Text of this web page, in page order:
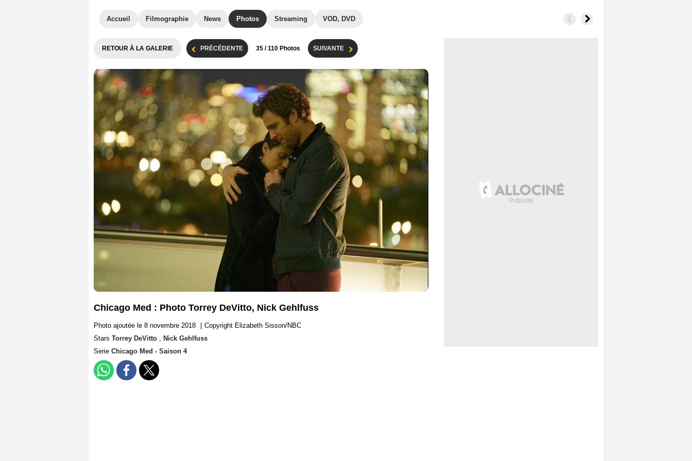
Accueil Filmographie News Photos Streaming VOD, DVD
RETOUR À LA GALERIE PRÉCÉDENTE 35 / 110 Photos SUIVANTE
Chicago Med : Photo Torrey DeVitto, Nick Gehlfuss
Photo ajoutée le 8 novembre 2018
Copyright Elizabeth Sisson/NBC
Stars Torrey DeVitto , Nick Gehlfuss
Serie Chicago Med - Saison 4